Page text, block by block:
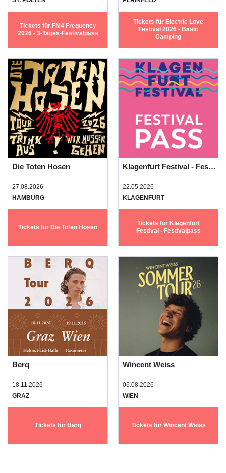
Tickets für FM4 Frequency
2026 - 3-Tages-Festivalpass
Tickets für Electric Love
Festival 2026 - Basic
Camping
Die Toten Hosen
27.08.2026
HAMBURG
Tickets für Die Toten Hosen
Klagenfurt Festival - Festivalpass
22.05.2026
KLAGENFURT
Tickets für Klagenfurt
Festival - Festivalpass
Berq
18.11.2026
GRAZ
Tickets für Berq
Wincent Weiss
06.08.2026
WIEN
Tickets für Wincent Weiss